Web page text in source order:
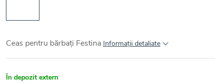
Ceas pentru bărbați Festina Informaţii detaliate
În depozit extern